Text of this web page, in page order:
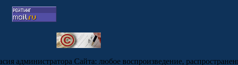
администратора Сайта: любое воспроизведение,